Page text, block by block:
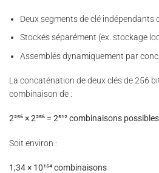
Deux segments de clé indépendants
Stockés séparément (ex. stockage
Assemblés dynamiquement par
La concaténation de deux clés de 256
combinaison de :
2²⁵⁶ × 2²⁵⁶ = 2⁵¹² combinaisons possibles
Soit environ :
1,34 × 10¹⁵⁴ combinaisons